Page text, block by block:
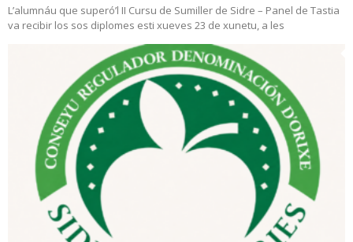
L’alumnáu que superó’l II Cursu de Sumiller de Sidre – Panel de Tastia
va recibir los sos diplomes esti xueves 23 de xunetu, a les